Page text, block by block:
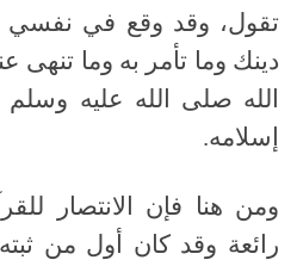
تقول، وقد وقع في
دينك وما تأمر به وما
الله صلى الله عليه
إسلامه.
ومن هنا فإن الانتصار
رائعة وقد كان أول من